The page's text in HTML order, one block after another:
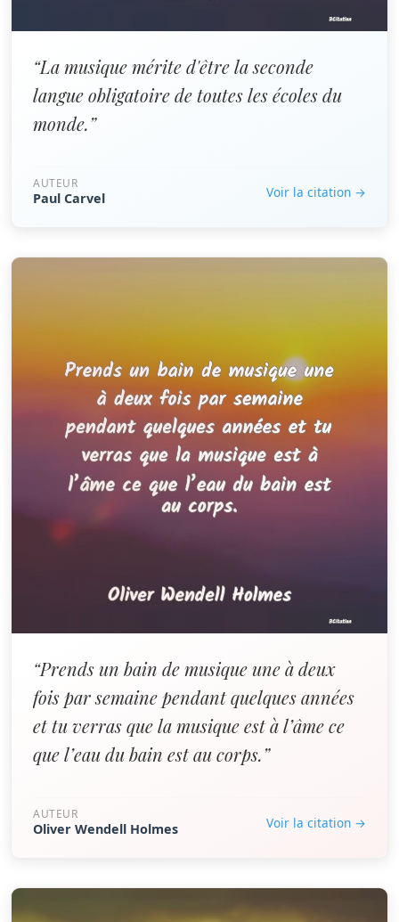
“La musique mérite d'être la seconde
langue obligatoire de toutes les écoles du
monde.”
AUTEUR
Paul Carvel Voir la citation →
“Prends un bain de musique une à deux
fois par semaine pendant quelques années
et tu verras que la musique est à l’âme ce
que l’eau du bain est au corps.”
AUTEUR
Oliver Wendell Holmes Voir la citation →